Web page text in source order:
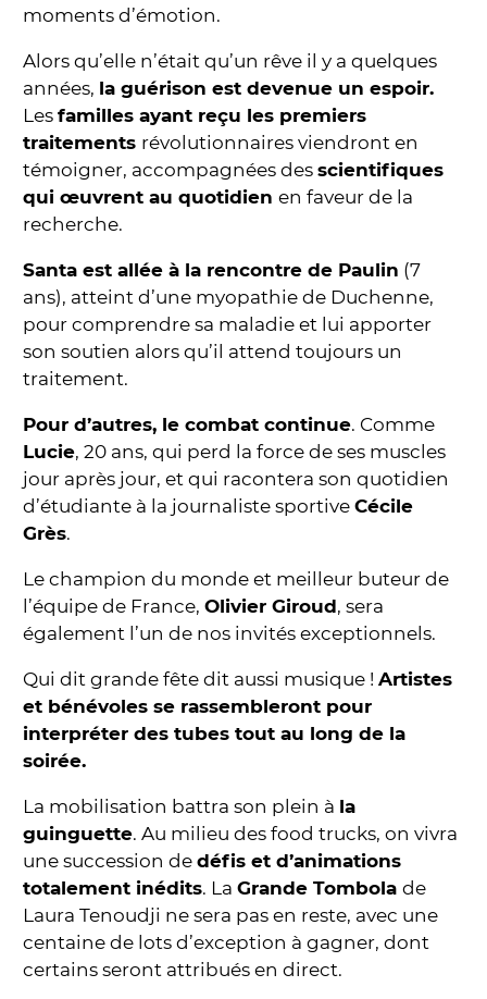
moments d’émotion.
Alors qu’elle n’était qu’un rêve il y a quelques
années, la guérison est devenue un espoir.
Les familles ayant reçu les premiers
traitements révolutionnaires viendront en
témoigner, accompagnées des scientifiques
qui œuvrent au quotidien en faveur de la
recherche.
Santa est allée à la rencontre de Paulin (7
ans), atteint d’une myopathie de Duchenne,
pour comprendre sa maladie et lui apporter
son soutien alors qu’il attend toujours un
traitement.
Pour d’autres, le combat continue. Comme
Lucie, 20 ans, qui perd la force de ses muscles
jour après jour, et qui racontera son quotidien
d’étudiante à la journaliste sportive Cécile
Grès.
Le champion du monde et meilleur buteur de
l’équipe de France, Olivier Giroud, sera
également l’un de nos invités exceptionnels.
Qui dit grande fête dit aussi musique ! Artistes
et bénévoles se rassembleront pour
interpréter des tubes tout au long de la
soirée.
La mobilisation battra son plein à la
guinguette. Au milieu des food trucks, on vivra
une succession de défis et d’animations
totalement inédits. La Grande Tombola de
Laura Tenoudji ne sera pas en reste, avec une
centaine de lots d’exception à gagner, dont
certains seront attribués en direct.